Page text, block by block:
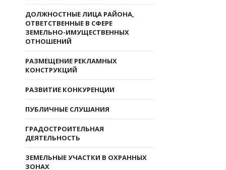
ДОЛЖНОСТНЫЕ ЛИЦА РАЙОНА,
ОТВЕТСТВЕННЫЕ В СФЕРЕ
ЗЕМЕЛЬНО-ИМУЩЕСТВЕННЫХ
ОТНОШЕНИЙ
РАЗМЕЩЕНИЕ РЕКЛАМНЫХ
КОНСТРУКЦИЙ
РАЗВИТИЕ КОНКУРЕНЦИИ
ПУБЛИЧНЫЕ СЛУШАНИЯ
ГРАДОСТРОИТЕЛЬНАЯ
ДЕЯТЕЛЬНОСТЬ
ЗЕМЕЛЬНЫЕ УЧАСТКИ В ОХРАННЫХ
ЗОНАХ